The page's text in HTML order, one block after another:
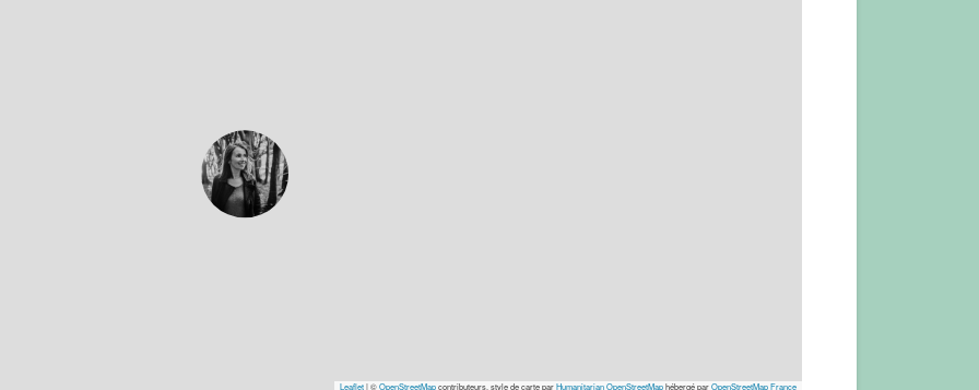
Leaflet|©OpenStreetMapcontributeurs, style de carte parHumanitarian OpenStreetMaphébergé parOpenStreetMap France